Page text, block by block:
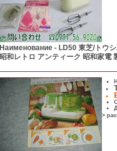
Наименование - LD50 東芝/トウ
昭和レトロ アンティーク 昭和家電
>